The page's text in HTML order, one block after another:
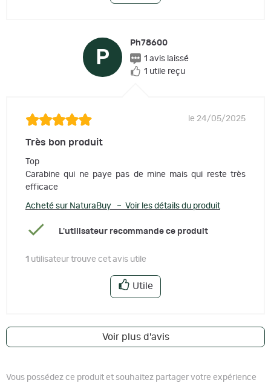
P
Ph78600
1 avis laissé
1 utile reçu
le 24/05/2025
Très bon produit
Top
Carabine qui ne paye pas de mine mais qui reste très
efficace
Acheté sur NaturaBuy – Voir les détails du produit
L'utilisateur recommande ce produit
1 utilisateur trouve cet avis utile
Utile
Voir plus d'avis
Vous possédez ce produit et souhaitez partager votre expérience